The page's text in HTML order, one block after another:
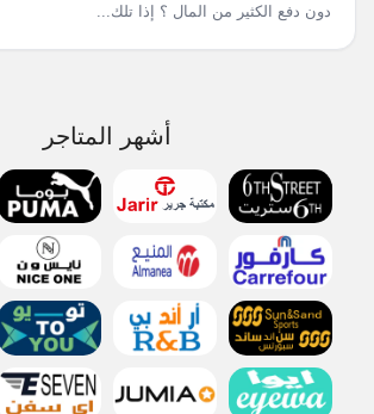
دون دفع الكثير من المال ؟ إذا تلك...
أشهر المتاجر